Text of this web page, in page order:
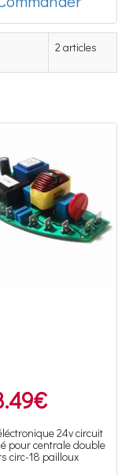
2 articles
€
24v circuit
pour centrale double
circ-18 pailloux